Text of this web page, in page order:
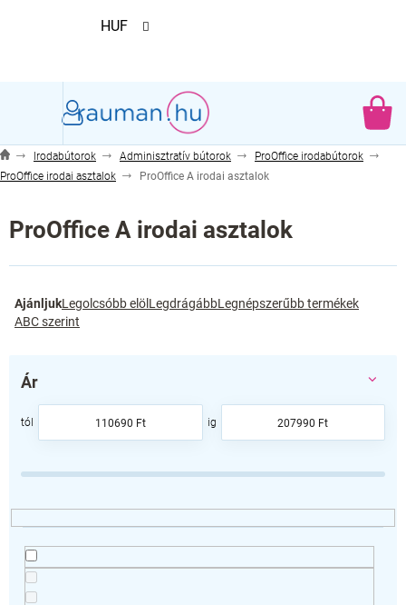
HUF
Irodabútorok Adminisztratív bútorok
ProOffice irodabútorok
ProOffice irodai asztalok
ProOffice A irodai asztalok
ProOffice A irodai asztalok
e
r
k
k
e
d
e
AjánljukLegolcsóbb elöl LegdrágábbLegnépszerűbb termékek
ABC szerint
Ár
110690 Ft 207990 Ft